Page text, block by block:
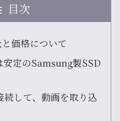
目次
価格について
安定のSamsung製SSD
続して、動画を取り込